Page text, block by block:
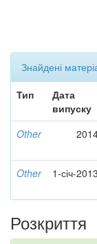
Знайдені
Тип
Дата
випуску
Other
Other 1-січ-2013
Розкриття